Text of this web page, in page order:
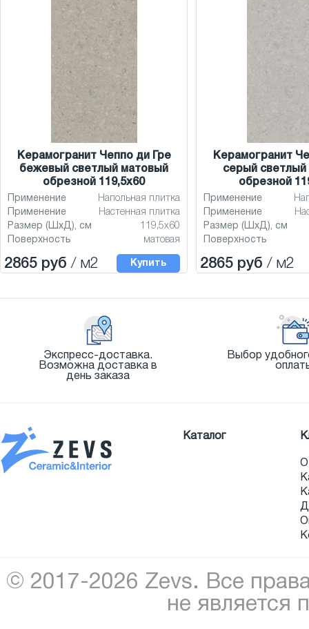
Керамогранит Чеппо ди Гре
бежевый светлый матовый
обрезной 119,5x60
Применение
Напольная плитка
Применение
Настенная плитка
Размер (ШхД), см
119,5x60
Поверхность
матовая
2865 руб / м2 Купить
Керамогранит
серый
обрезной
Применение
Применение
Размер (ШхД), см
Поверхность
2865 руб / м2
Экспресс-доставка.
Возможна доставка в
день заказа
Выбор
Каталог
О
© 2017-2026 Zevs. Все
не является